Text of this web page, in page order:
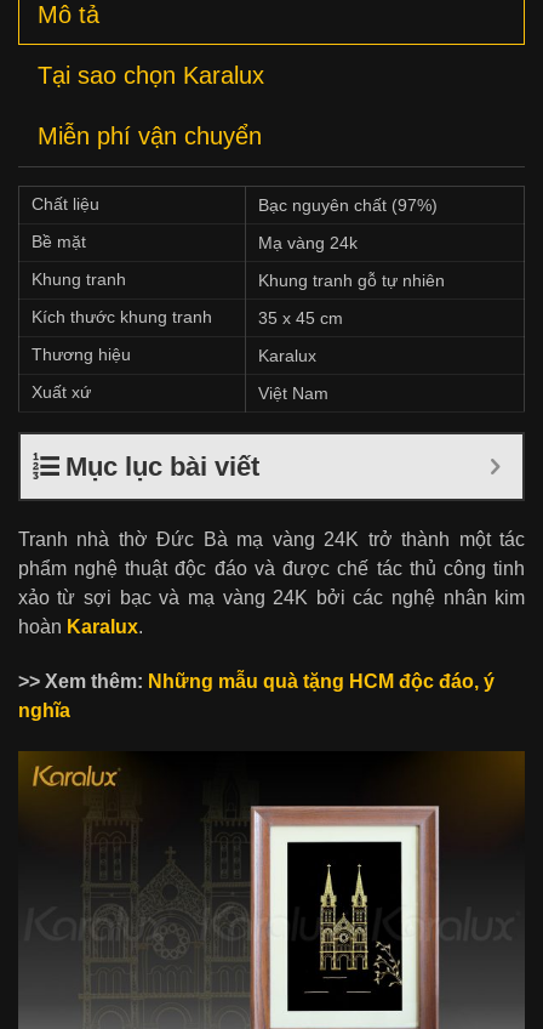
Mô tả
Tại sao chọn Karalux
Miễn phí vận chuyển
Chất liệu
Bạc nguyên chất (97%)
Bề mặt
Mạ vàng 24k
Khung tranh
Khung tranh gỗ tự nhiên
Kích thước khung tranh
35 x 45 cm
Thương hiệu
Karalux
Xuất xứ
Việt Nam
Mục lục bài viết
Tranh nhà thờ Đức Bà mạ vàng 24K trở thành một tác
phẩm nghệ thuật độc đáo và được chế tác thủ công tinh
xảo từ sợi bạc và mạ vàng 24K bởi các nghệ nhân kim
hoàn Karalux.
>> Xem thêm: Những mẫu quà tặng HCM độc đáo, ý
nghĩa